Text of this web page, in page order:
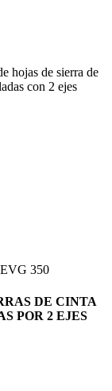
hojas de sierra de
con 2 ejes
EVG 350
DE CINTA
POR 2 EJES